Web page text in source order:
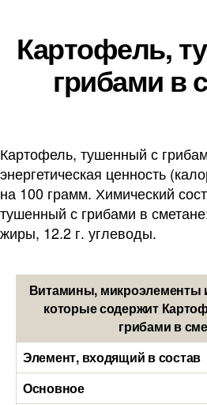
Картофель,
грибами в
Картофель, тушенный с
энергетическая ценность
на 100 грамм. Химический
тушенный с грибами в
жиры, 12.2 г. углеводы.
Витамины, микроэлементы
которые содержит
грибами в
Элемент, входящий в состав
Основное